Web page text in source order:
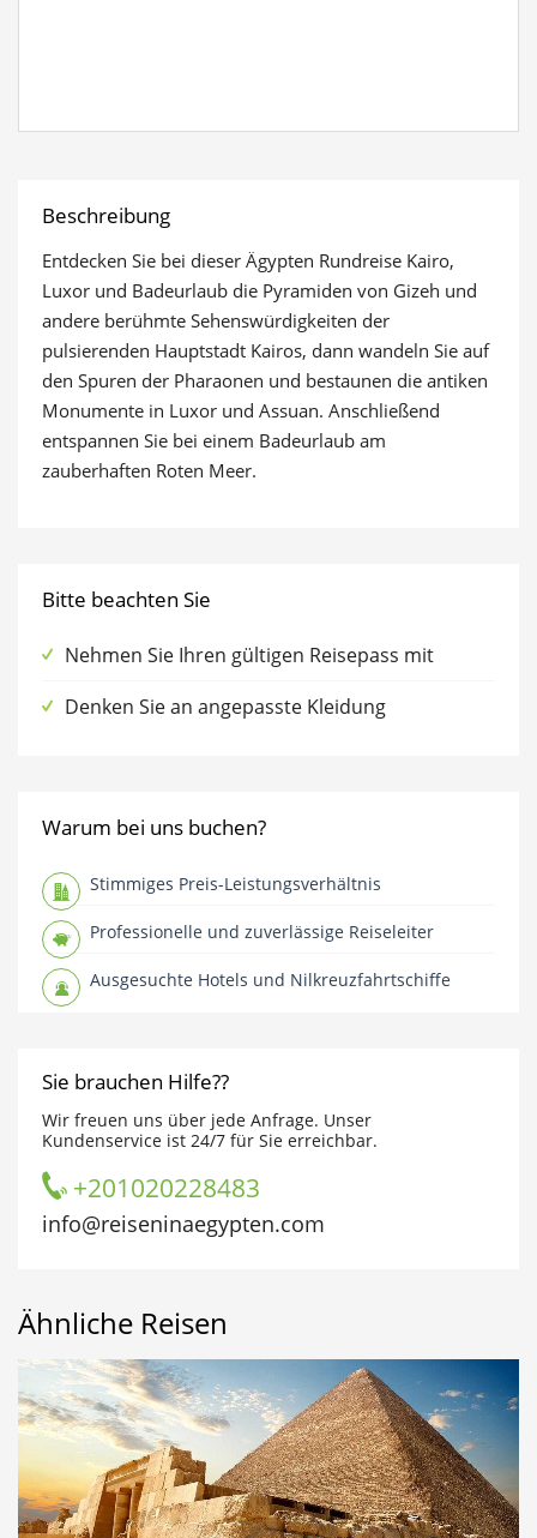
Beschreibung
Entdecken Sie bei dieser Ägypten Rundreise Kairo,
Luxor und Badeurlaub die Pyramiden von Gizeh und
andere berühmte Sehenswürdigkeiten der
pulsierenden Hauptstadt Kairos, dann wandeln Sie auf
den Spuren der Pharaonen und bestaunen die antiken
Monumente in Luxor und Assuan. Anschließend
entspannen Sie bei einem Badeurlaub am
zauberhaften Roten Meer.
Bitte beachten Sie
Nehmen Sie Ihren gültigen Reisepass mit
Denken Sie an angepasste Kleidung
Warum bei uns buchen?
Stimmiges Preis-Leistungsverhältnis
Professionelle und zuverlässige Reiseleiter
Ausgesuchte Hotels und Nilkreuzfahrtschiffe
Sie brauchen Hilfe??
Wir freuen uns über jede Anfrage. Unser
Kundenservice ist 24/7 für Sie erreichbar.
+201020228483
info@reiseninaegypten.com
Ähnliche Reisen